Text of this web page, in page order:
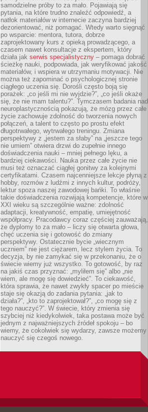
samodzielne próby to za mało. Pojawiają się
pytania, na które trudno znaleźć odpowiedź, a
natłok materiałów w internecie zaczyna bardziej
dezorientować, niż pomagać. Wtedy warto sięgnąć
po wsparcie: mentora, tutora, dobrze
zaprojektowany kurs z opieką prowadzącego, a
czasem nawet konsultacje z ekspertem, który
działa jak serwis specjalistyczny – pomaga dobrać
ścieżkę nauki, podpowiada, jak weryfikować jakość
materiałów, i wspiera w utrzymaniu motywacji. Nie
można też zapominać o psychologicznej stronie
ciągłego uczenia się. Dorośli często boją się
porażek: „co jeśli mi nie wyjdzie?”, „co jeśli okaże
się, że nie mam talentu?”. Tymczasem badania nad
neuroplastycznością pokazują, że mózg przez całe
życie zachowuje zdolność do tworzenia nowych
połączeń, a talent to często po prostu efekt
długotrwałego, wytrwałego treningu. Zmiana
perspektywy z „jestem za słaby” na „jeszcze tego
nie umiem” otwiera drzwi do zupełnie innego
doświadczenia nauki – mniej pełnego lęku, a
bardziej ciekawości. Nauka przez całe życie nie
musi też oznaczać ciągłej gonitwy za kolejnymi
certyfikatami. Czasem najcenniejsze lekcje płyną z
hobby, rozmów z ludźmi z innych kultur, podróży,
lektur spoza naszej zawodowej bańki. To właśnie
takie doświadczenia rozwijają kompetencje, które w
XXI wieku są szczególnie ważne: zdolność
adaptacji, kreatywność, empatię, umiejętność
współpracy. Pracodawcy coraz częściej zauważają,
że dyplomy to za mało – liczy się otwarta głowa,
chęć uczenia się i gotowość do zmiany
perspektywy. Ostatecznie bycie „wiecznym
uczniem” nie jest ciężarem, lecz stylem życia. To
decyzja, by nie zamykać się w przekonaniu, że o
świecie wiemy już wszystko. To gotowość, by raz
na jakiś czas przyznać: „myliłem się” albo „nie
wiem, ale mogę się dowiedzieć”. To ciekawość,
która sprawia, że nawet zwykły spacer po mieście
staje się okazją do zadania pytania: „jak to
działa?”, „kto to zaprojektował?”, „co mogę się z
tego nauczyć?”. W świecie, który zmienia się
szybciej niż kiedykolwiek, taka postawa może być
jednym z najważniejszych źródeł spokoju – bo
wiemy, że cokolwiek się wydarzy, zawsze możemy
nauczyć się czegoś nowego.